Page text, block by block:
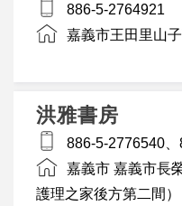
886-5-2764921
嘉義市王田里山
洪雅書房
886-5-2776540
嘉義市 嘉義市長
護理之家後方第二間）